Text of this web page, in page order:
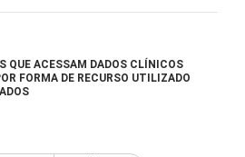
QUE ACESSAM DADOS CLÍNICOS
FORMA DE RECURSO UTILIZADO